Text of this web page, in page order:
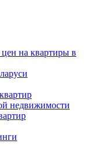
на квартиры в
недвижимости